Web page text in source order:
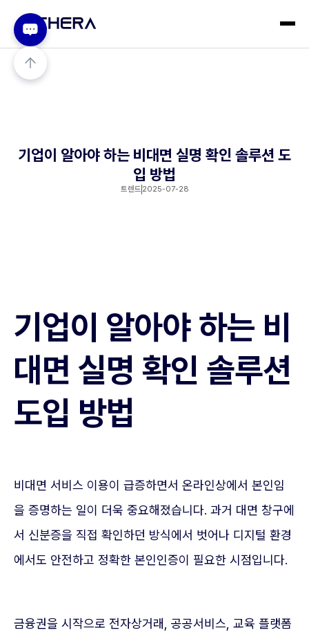
기업이 알아야 하는 비대면 실명 확인 솔루션 도
입 방법
트렌드 2025-07-28
기업이 알아야 하는 비
대면 실명 확인 솔루션
도입 방법
비대면 서비스 이용이 급증하면서 온라인상에서 본인임
을 증명하는 일이 더욱 중요해졌습니다. 과거 대면 창구에
서 신분증을 직접 확인하던 방식에서 벗어나 디지털 환경
에서도 안전하고 정확한 본인인증이 필요한 시점입니다.
금융권을 시작으로 전자상거래, 공공서비스, 교육 플랫폼